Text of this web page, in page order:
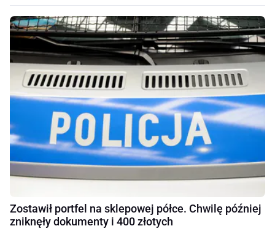
Zostawił portfel na sklepowej półce. Chwilę później
zniknęły dokumenty i 400 złotych